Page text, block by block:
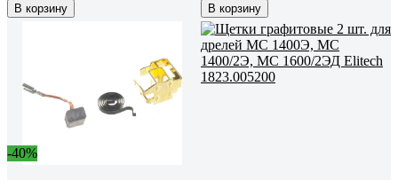
В корзину В корзину
-40%